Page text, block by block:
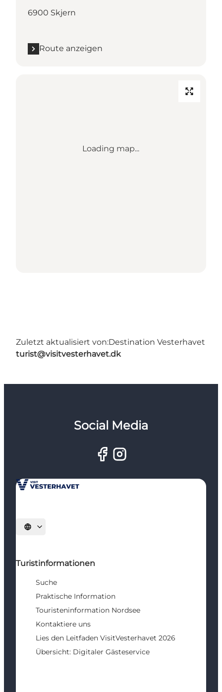
6900 Skjern
Route anzeigen
Loading map...
Zuletzt aktualisiert von:Destination Vesterhavet
turist@visitvesterhavet.dk
Social Media
Sprache auswählen
Turistinformationen
Suche
Praktische Information
Touristeninformation Nordsee
Kontaktiere uns
Lies den Leitfaden VisitVesterhavet 2026
Übersicht: Digitaler Gästeservice